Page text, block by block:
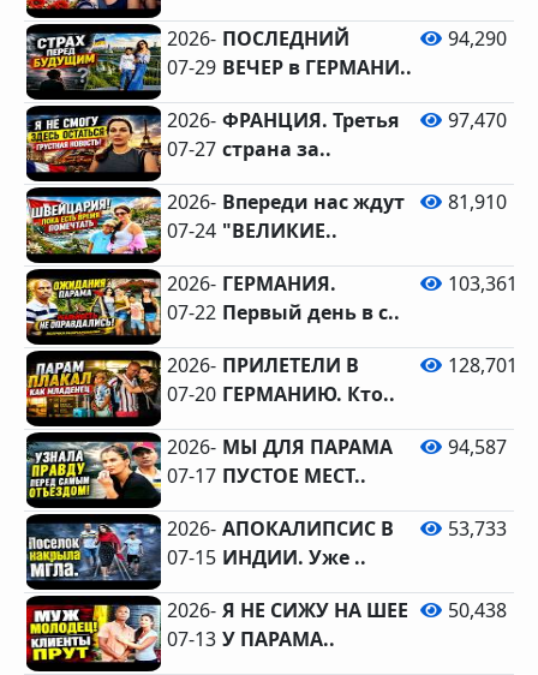
2026-
07-29
ПОСЛЕДНИЙ
ВЕЧЕР в ГЕРМАНИ..
94,290
2026-
07-27
ФРАНЦИЯ. Третья
страна за..
97,470
2026-
07-24
Впереди нас ждут
"ВЕЛИКИЕ..
81,910
2026-
07-22
ГЕРМАНИЯ.
Первый день в с..
103,361
2026-
07-20
ПРИЛЕТЕЛИ В
ГЕРМАНИЮ. Кто..
128,701
2026-
07-17
МЫ ДЛЯ ПАРАМА
ПУСТОЕ МЕСТ..
94,587
2026-
07-15
АПОКАЛИПСИС В
ИНДИИ. Уже ..
53,733
2026-
07-13
Я НЕ СИЖУ НА ШЕЕ
У ПАРАМА..
50,438